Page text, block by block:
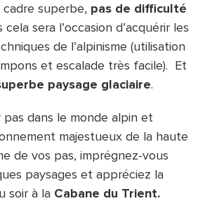
superbe, pas de difficulté
cela sera l’occasion d’acquérir les
de l’alpinisme (utilisation
et escalade très facile). Et
paysage glaciaire.
pas dans le monde alpin et
majestueux de la haute
de vos pas, imprégnez-vous
paysages et appréciez la
soir à la Cabane du Trient.